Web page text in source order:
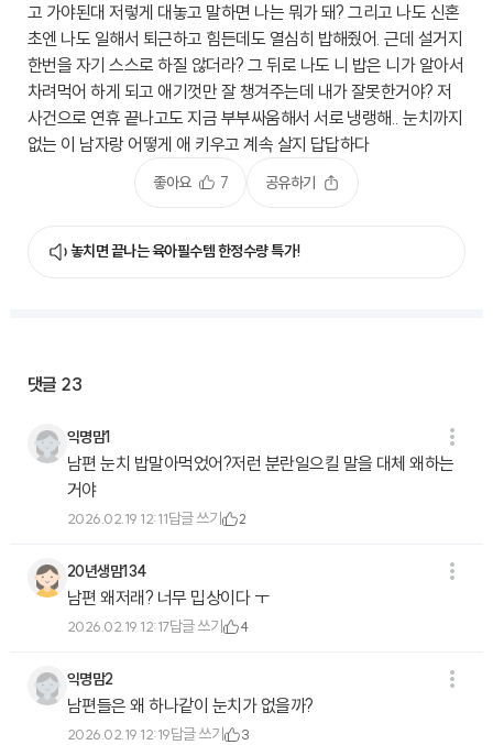
고 가야된대 저렇게 대놓고 말하면 나는 뭐가 돼? 그리고 나도 신혼
초엔 나도 일해서 퇴근하고 힘든데도 열심히 밥해줬어. 근데 설거지
한번을 자기 스스로 하질 않더라? 그 뒤로 나도 니 밥은 니가 알아서
차려먹어 하게 되고 애기껏만 잘 챙겨주는데 내가 잘못한거야? 저
사건으로 연휴 끝나고도 지금 부부싸움해서 서로 냉랭해.. 눈치까지
없는 이 남자랑 어떻게 애 키우고 계속 살지 답답하다
좋아요 7 공유하기
놓치면 끝나는 육아필수템 한정수량 특가!
댓글 23
익명맘1
남편 눈치 밥말아먹었어?저런 분란일으킬 말을 대체 왜하는
거야
2026.02.19 12:11답글 쓰기 2
20년생맘134
남편 왜저래? 너무 밉상이다 ㅜ
2026.02.19 12:17답글 쓰기 4
익명맘2
남편들은 왜 하나같이 눈치가 없을까?
2026.02.19 12:19답글 쓰기 3